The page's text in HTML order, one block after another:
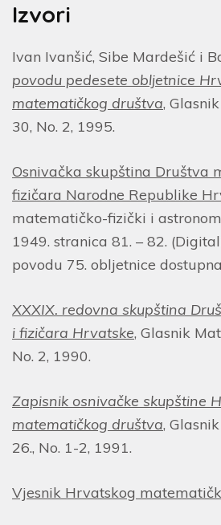
Izvori
Ivan Ivanšić, Sibe Mardešić i
povodu pedesete obljetnice
matematičkog društva,
30, No. 2, 1995.
Osnivačka skupština Društva
fizičara Narodne Republike
matematičko-fizički i
1949. stranica 81. – 82.
povodu 75. obljetnice dostupna
XXXIX. redovna skupština
i fizičara Hrvatske, Glasnik
No. 2, 1990.
Zapisnik osnivačke skupštine
matematičkog društva,
26., No. 1-2, 1991.
Vjesnik Hrvatskog